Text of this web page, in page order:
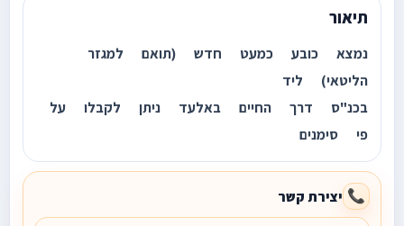
תיאור
נמצא כובע כמעט חדש (תואם למגזר
הליטאי) ליד
בכנ"ס דרך החיים באלעד ניתן לקבלו על
פי סימנים
📞 יצירת קשר